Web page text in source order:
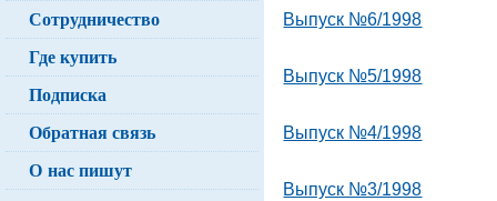
Выпуск №6/1998
Выпуск №5/1998
Выпуск №4/1998
Выпуск №3/1998
Сотрудничество
Где купить
Подписка
Обратная связь
О нас пишут